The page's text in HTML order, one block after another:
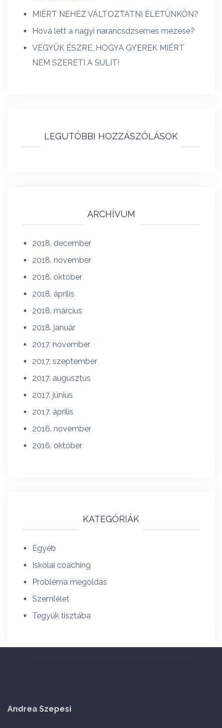
MIÉRT NEHÉZ VÁLTOZTATNI ÉLETÜNKÖN?
Hová lett a nagyi narancsdzsemes mézese?
VEGYÜK ÉSZRE, HOGYA GYEREK MIÉRT
NEM SZERETI A SULIT!
LEGUTÓBBI HOZZÁSZÓLÁSOK
ARCHÍVUM
2018. december
2018. november
2018. október
2018. április
2018. március
2018. január
2017. november
2017. szeptember
2017. augusztus
2017. június
2017. április
2016. november
2016. október
KATEGÓRIÁK
Egyéb
Iskolai coaching
Probléma megoldás
Szemlélet
Tegyük tisztába
Andrea Szepesi